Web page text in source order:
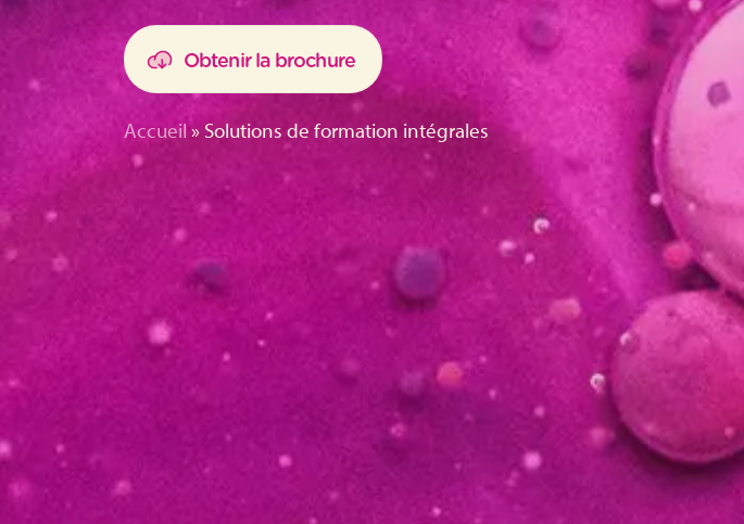
Obtenir la brochure
Accueil» Solutions de formation intégrales